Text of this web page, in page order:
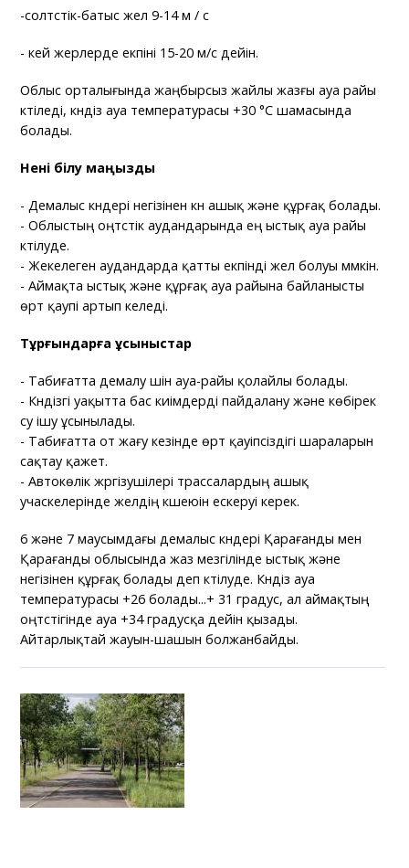
-солтүстік-батыс жел 9-14 м / с
- кей жерлерде екпіні 15-20 м/с дейін.
Облыс орталығында жаңбырсыз жайлы жазғы ауа райы
күтіледі, күндіз ауа температурасы +30 °C шамасында
болады.
Нені білу маңызды
- Демалыс күндері негізінен күн ашық және құрғақ болады.
- Облыстың оңтүстік аудандарында ең ыстық ауа райы
күтілуде.
- Жекелеген аудандарда қатты екпінді жел болуы мүмкін.
- Аймақта ыстық және құрғақ ауа райына байланысты
өрт қаупі артып келеді.
Тұрғындарға ұсыныстар
- Табиғатта демалу үшін ауа-райы қолайлы болады.
- Күндізгі уақытта бас киімдерді пайдалану және көбірек
су ішу ұсынылады.
- Табиғатта от жағу кезінде өрт қауіпсіздігі шараларын
сақтау қажет.
- Автокөлік жүргізушілері трассалардың ашық
учаскелерінде желдің күшеюін ескеруі керек.
6 және 7 маусымдағы демалыс күндері Қарағанды мен
Қарағанды облысында жаз мезгілінде ыстық және
негізінен құрғақ болады деп күтілуде. Күндіз ауа
температурасы +26 болады...+ 31 градус, ал аймақтың
оңтүстігінде ауа +34 градусқа дейін қызады.
Айтарлықтай жауын-шашын болжанбайды.